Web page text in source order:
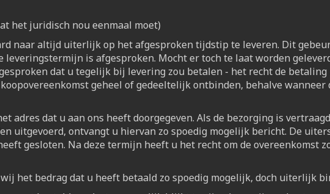
het juridisch nou eenmaal moet)
naar altijd uiterlijk op het afgesproken tijdstip te leveren. Dit
leveringstermijn is afgesproken. Mocht er toch te laat worden
dat u tegelijk bij levering zou betalen - het recht de
geheel of gedeeltelijk ontbinden, behalve
adres dat u aan ons heeft doorgegeven. Als de bezorging is
uitgevoerd, ontvangt u hiervan zo spoedig mogelijk bericht. De
gesloten. Na deze termijn heeft u het recht om de overeenkomst
het bedrag dat u heeft betaald zo spoedig mogelijk, doch uiterlijk